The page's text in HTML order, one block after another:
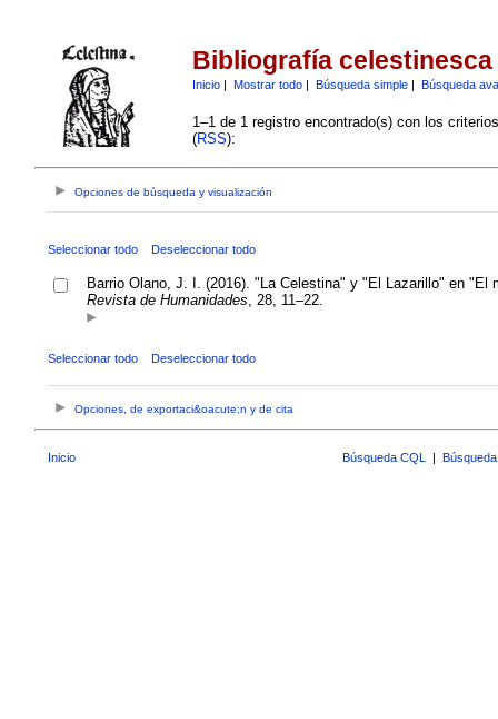
Bibliografía celestinesca
Inicio| Mostrar todo| Búsqueda simple| Búsqueda
1–1 de 1 registro encontrado(s) con los
(RSS):
Opciones de búsqueda y visualización
Seleccionar todo Deseleccionar todo
Barrio Olano, J. I. (2016). "La Celestina" y "El Lazarillo" en
Revista de Humanidades , 28, 11–22.
Seleccionar todo Deseleccionar todo
Opciones, de exportaci&oacute;n y de cita
Inicio Búsqueda CQL |